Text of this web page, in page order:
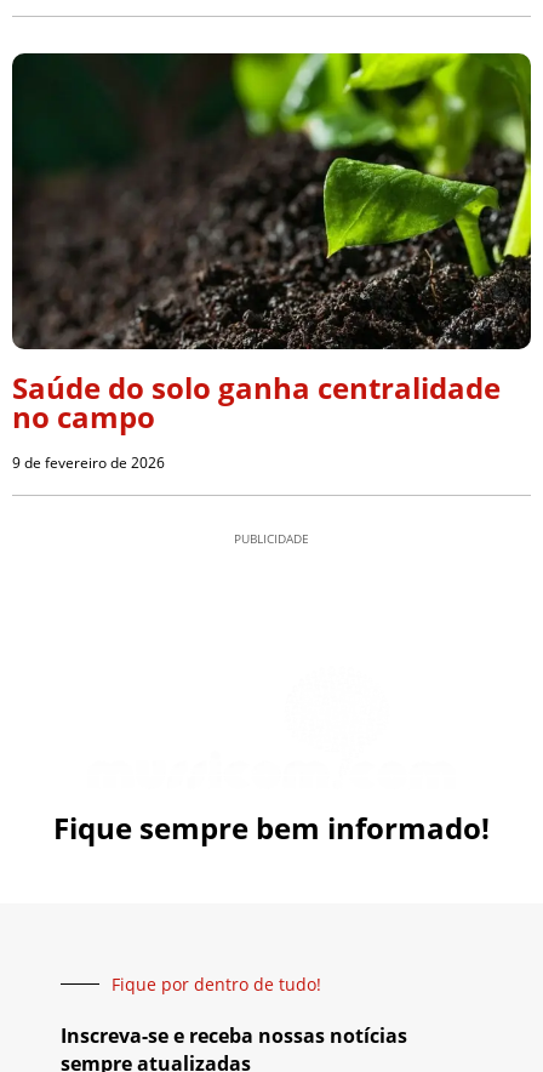
Saúde do solo ganha centralidade
no campo
9 de fevereiro de 2026
PUBLICIDADE
Fique sempre bem informado!
Fique por dentro de tudo!
Inscreva-se e receba nossas notícias
sempre atualizadas